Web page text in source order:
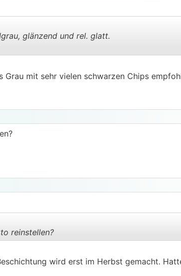
..
glänzend und rel. glatt.
mit sehr vielen schwarzen Chips
reinstellen?
wird erst im Herbst gemacht.